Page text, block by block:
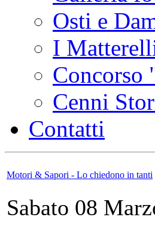
Osti e
I
Concorso
Cenni
Contatti
Motori & Sapori - Lo chiedono in tanti
Sabato 08